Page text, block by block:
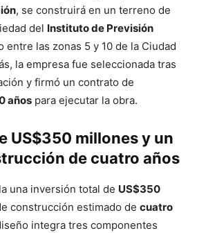
, se construirá en un terreno de
del Instituto de Previsión
entre las zonas 5 y 10 de la Ciudad
la empresa fue seleccionada tras
y firmó un contrato de
años para ejecutar la obra.
US$350 millones y un
de cuatro años
una inversión total de US$350
construcción estimado de cuatro
integra tres componentes